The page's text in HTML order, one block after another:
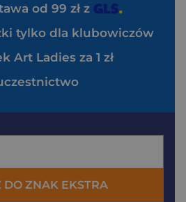
od 99 zł z
tylko dla klubowiczów
Art Ladies za 1 zł
DO ZNAK EKSTRA